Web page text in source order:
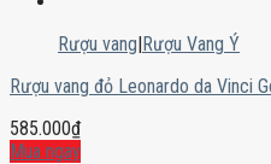
Rượu vang|Rượu Vang Ý
Rượu vang đỏ Leonardo da Vinci
585.000₫
Mua ngay